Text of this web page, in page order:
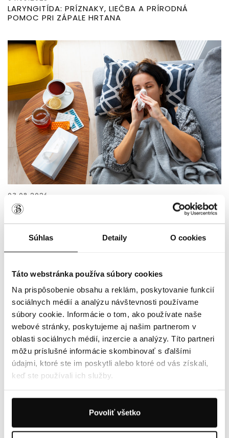
Súhlas Detaily O cookies
Táto webstránka používa súbory cookies
Na prispôsobenie obsahu a reklám, poskytovanie funkcií
sociálnych médií a analýzu návštevnosti používame
súbory cookie. Informácie o tom, ako používate naše
webové stránky, poskytujeme aj našim partnerom v
oblasti sociálnych médií, inzercie a analýzy. Títo partneri
môžu príslušné informácie skombinovať s ďalšími
údajmi, ktoré ste im poskytli alebo ktoré od vás získali,
keď ste používali ich služby.
Povoliť všetko
LARYNGITÍDA: PRÍZNAKY, LIEČBA A PRÍRODNÁ
POMOC PRI ZÁPALE HRTANA
03.08.2026
ZÁPAL PĽÚC: PRÍZNAKY, LIEČBA A PRÍRODNÁ
PODPORA PRI ZÁPALE PĽÚC
ČIERNY KAŠEĽ: PRÍZNAKY, LIEČBA A PRÍRODNÁ